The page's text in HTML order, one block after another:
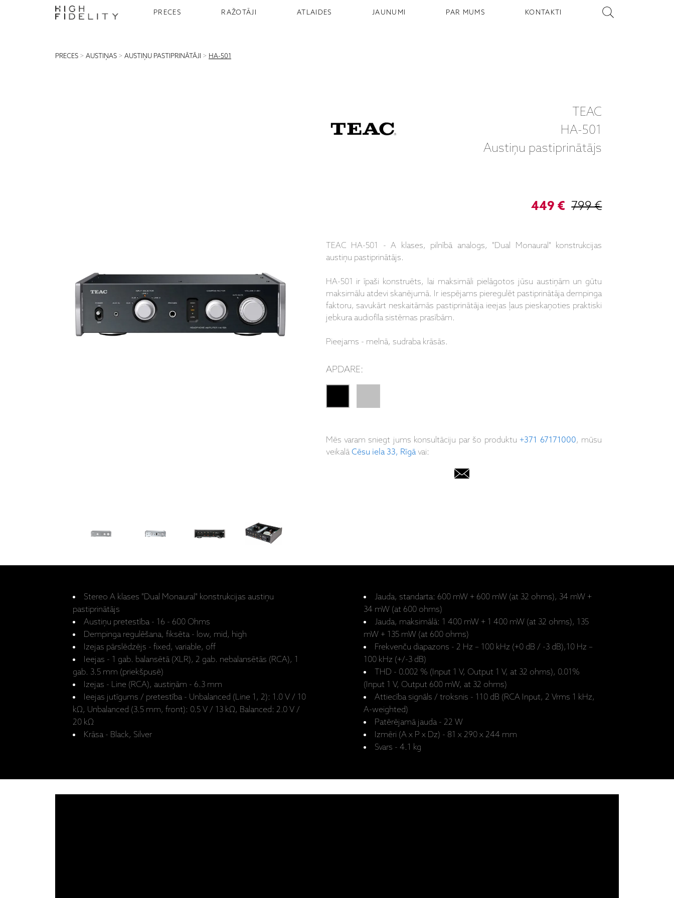
PRECES RAŽOTĀJI ATLAIDES JAUNUMI PAR MUMS KONTAKTI
PRECES > AUSTIŅAS > AUSTIŅU PASTIPRINĀTĀJI > HA-501
TEAC
HA-501
Austiņu pastiprinātājs
449 € 799 €
TEAC HA-501 - A klases, pilnībā analogs, "Dual Monaural" konstrukcijas
austiņu pastiprinātājs.
HA-501 ir īpaši konstruēts, lai maksimāli pielāgotos jūsu austiņām un gūtu
maksimālu atdevi skanējumā. Ir iespējams pieregulēt pastiprinātāja dempinga
faktoru, savukārt neskaitāmās pastiprinātāja ieejas ļaus pieskaņoties praktiski
jebkura audiofīla sistēmas prasībām.
Pieejams - melnā, sudraba krāsās.
APDARE:
Mēs varam sniegt jums konsultāciju par šo produktu+371 67171000, mūsu
veikalāCēsu iela 33, Rīgāvai:
Stereo A klases "Dual Monaural" konstrukcijas austiņu
pastiprinātājs
Austiņu pretestība - 16 - 600 Ohms
Dempinga regulēšana, fiksēta - low, mid, high
Izejas pārslēdzējs - fixed, variable, off
Ieejas - 1 gab. balansētā (XLR), 2 gab. nebalansētās (RCA), 1
gab. 3.5 mm (priekšpusē)
Izejas - Line (RCA), austiņām - 6.3 mm
Ieejas jutīgums / pretestība - Unbalanced (Line 1, 2): 1.0 V / 10
kΩ, Unbalanced (3.5 mm, front): 0.5 V / 13 kΩ, Balanced: 2.0 V /
20 kΩ
Krāsa - Black, Silver
Jauda, standarta: 600 mW + 600 mW (at 32 ohms), 34 mW +
34 mW (at 600 ohms)
Jauda, maksimālā: 1 400 mW + 1 400 mW (at 32 ohms), 135
mW + 135 mW (at 600 ohms)
Frekvenču diapazons - 2 Hz – 100 kHz (+0 dB / -3 dB),10 Hz –
100 kHz (+/-3 dB)
THD - 0.002 % (Input 1 V, Output 1 V, at 32 ohms), 0.01%
(Input 1 V, Output 600 mW, at 32 ohms)
Attiecība signāls / troksnis - 110 dB (RCA Input, 2 Vrms 1 kHz,
A-weighted)
Patērējamā jauda - 22 W
Izmēri (A x P x Dz) - 81 x 290 x 244 mm
Svars - 4.1 kg